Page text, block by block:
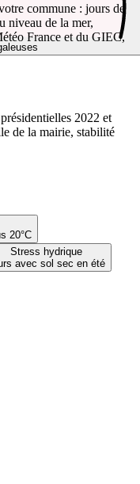
20°C
Stress hydrique
avec sol sec en été
commune : jours de
niveau de la mer,
France et du GIEC,
2022 et
de la mairie, stabilité